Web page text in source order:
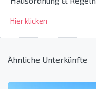
Hier klicken
Ähnliche Unterkünfte